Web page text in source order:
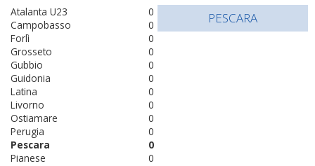
0
Atalanta U23
0
Campobasso
0
Forlì
0
Grosseto
0
Gubbio
0
Guidonia
0
Latina
0
Livorno
0
Ostiamare
0
Perugia
0
Pescara
0
Pianese
PESCARA